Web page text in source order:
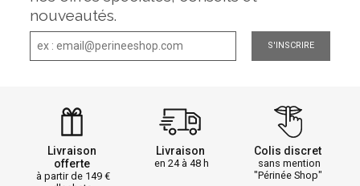
nouveautés.
S'INSCRIRE
Livraison
offerte
à partir de 149
Livraison
en 24 à 48 h
Colis discret
sans mention
"Périnée Shop"